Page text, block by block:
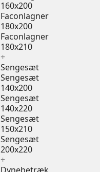
160x200
Faconlagner
180x200
Faconlagner
180x210
+
Sengesæt
Sengesæt
140x200
Sengesæt
140x220
Sengesæt
150x210
Sengesæt
200x220
+